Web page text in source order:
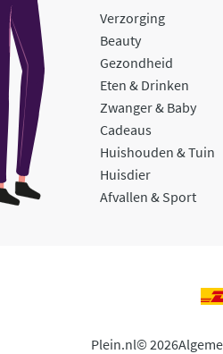
Verzorging
Beauty
Gezondheid
Eten & Drinken
Zwanger & Baby
Cadeaus
Huishouden & Tuin
Huisdier
Afvallen & Sport
Plein.nl© 2026